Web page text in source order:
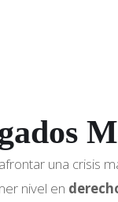
una crisis
nivel en